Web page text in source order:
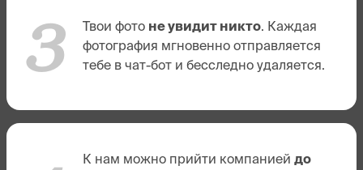
3 Твои фото не увидит никто. Каждая
фотография мгновенно отправляется
тебе в чат-бот и бесследно удаляется.
К нам можно прийти компанией до